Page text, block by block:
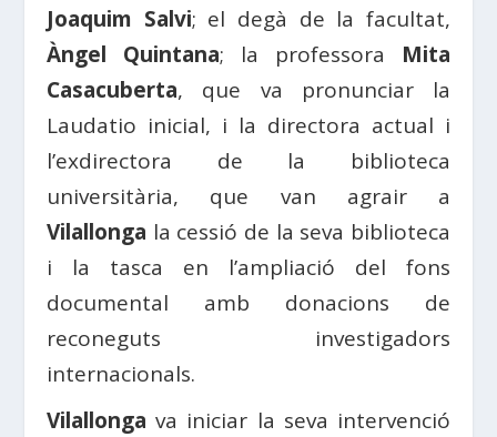
Joaquim Salvi; el degà de la facultat,
Àngel Quintana; la professora Mita
Casacuberta, que va pronunciar la
Laudatio inicial, i la directora actual i
l’exdirectora de la biblioteca
universitària, que van agrair a
Vilallonga la cessió de la seva biblioteca
i la tasca en l’ampliació del fons
documental amb donacions de
reconeguts investigadors
internacionals.
Vilallonga va iniciar la seva intervenció